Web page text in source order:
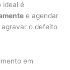
ideal é
e agendar
o defeito
em